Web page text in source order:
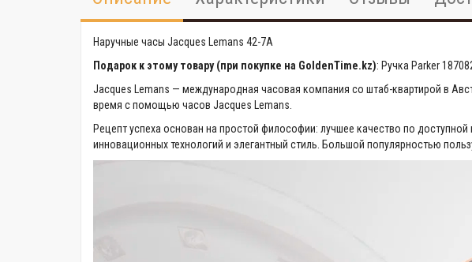
Наручные часы Jacques Lemans 42-7A
Подарок к этому товару (при покупке на GoldenTime.kz): Ручка Parker
Jacques Lemans — международная часовая компания со штаб-квартирой в
время с помощью часов Jacques Lemans.
Рецепт успеха основан на простой философии: лучшее качество по
инновационных технологий и элегантный стиль. Большой популярностью